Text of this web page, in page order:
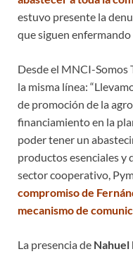
estuvo presente la
que siguen enfermando
Desde el MNCI-Somos
la misma línea:
de promoción de la
financiamiento en la
poder tener un
productos esenciales y
sector cooperativo,
compromiso de
mecanismo de
La presencia de Nahuel